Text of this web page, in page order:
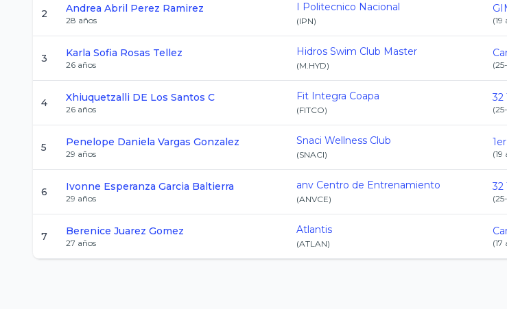
2 Andrea Abril Perez Ramirez
28 años
I Politecnico Nacional
(IPN) (19
3 Karla Sofia Rosas Tellez
26 años
Hidros Swim Club Master
(M.HYD) (
4 Xhiuquetzalli DE Los Santos C
26 años
Fit Integra Coapa
(FITCO) (
5 Penelope Daniela Vargas Gonzalez
29 años
Snaci Wellness Club
(SNACI) (19
6 Ivonne Esperanza Garcia Baltierra
29 años
anv Centro de Entrenamiento
(ANVCE) (
7 Berenice Juarez Gomez
27 años
Atlantis
(ATLAN) (17